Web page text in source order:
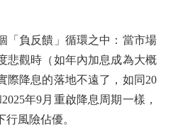
負反饋」循環之中：當市場
悲觀時（如年內加息成為大概
際降息的落地不遠了，如同20
年9月重啟降息周期一樣，
風險佔優。